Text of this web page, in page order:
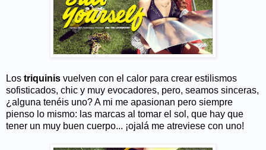
Los triquinis vuelven con el calor para crear estilismos
sofisticados, chic y muy evocadores, pero, seamos sinceras,
¿alguna tenéis uno? A mi me apasionan pero siempre
pienso lo mismo: las marcas al tomar el sol, que hay que
tener un muy buen cuerpo... ¡ojalá me atreviese con uno!